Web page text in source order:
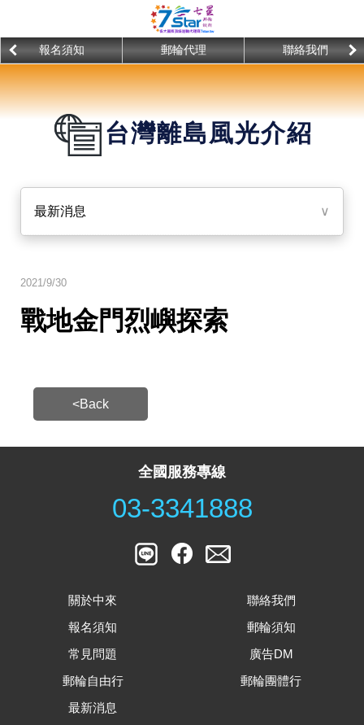
報名須知 郵輪代理 聯絡我們
台灣離島風光介紹
最新消息 ∨
2021/9/30
戰地金門烈嶼探索
<Back
全國服務專線
03-3341888
關於中來
聯絡我們
報名須知
郵輪須知
常見問題
廣告DM
郵輪自由行
郵輪團體行
最新消息